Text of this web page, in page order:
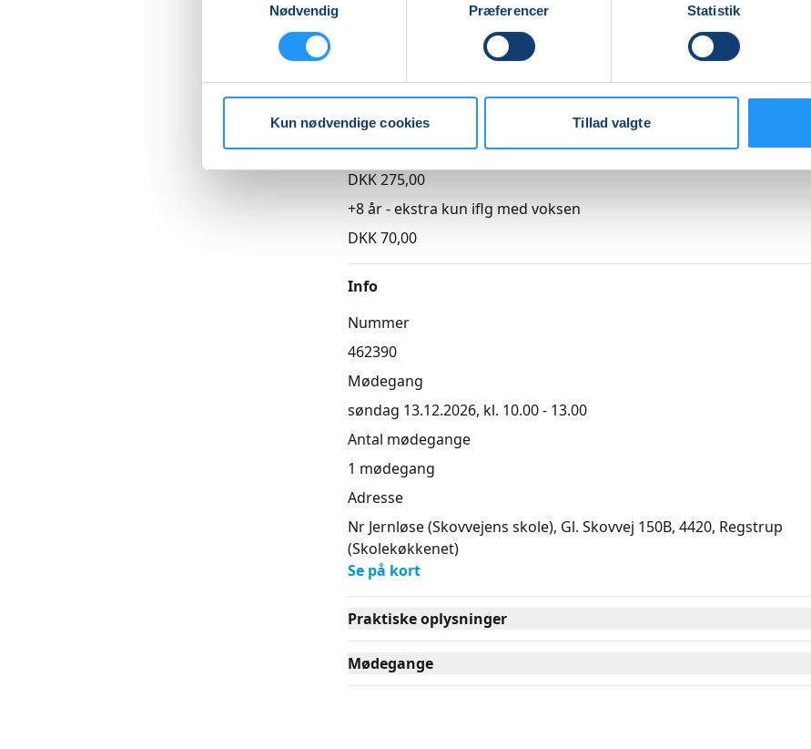
Nødvendig
Præferencer Statistik
Kun nødvendige cookies Tillad valgte
Priser
Almen
DKK 275,00
+8 år - ekstra kun iflg med voksen
DKK 70,00
Info
Nummer
462390
Mødegang
søndag 13.12.2026, kl. 10.00 - 13.00
Antal mødegange
1 mødegang
Adresse
Nr Jernløse (Skovvejens skole), Gl. Skovvej 150B, 4420, Regstrup
(Skolekøkkenet)
Se på kort
Praktiske oplysninger
Mødegange